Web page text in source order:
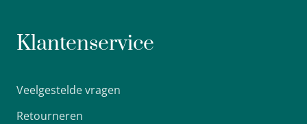
Klantenservice
Veelgestelde vragen
Retourneren